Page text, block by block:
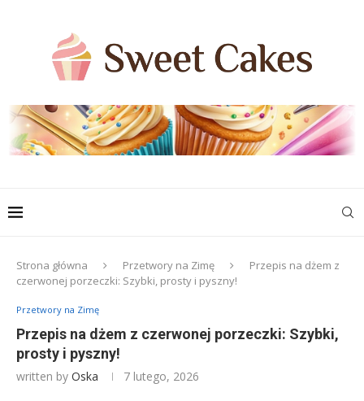
Strona główna Przetwory na Zimę
Przepis na dżem z
czerwonej porzeczki: Szybki, prosty i pyszny!
Przetwory na Zimę
Przepis na dżem z czerwonej porzeczki: Szybki,
prosty i pyszny!
written by Oska 7 lutego, 2026